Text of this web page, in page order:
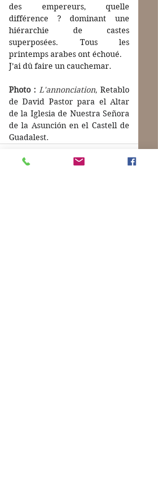
des empereurs, quelle
différence ? dominant une
hiérarchie de castes
superposées. Tous les
printemps arabes ont échoué.
J’ai dû faire un cauchemar.
Photo : L'annonciation, Retablo
de David Pastor para el Altar
de la Iglesia de Nuestra Señora
de la Asunción en el Castell de
Guadalest.